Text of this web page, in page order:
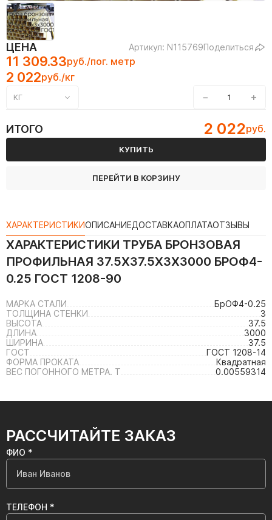
ЦЕНА Артикул: N115769Поделиться
11 309.33руб./пог. метр
2 022руб./кг
КГ − +
ИТОГО 2 022руб.
КУПИТЬ
ПЕРЕЙТИ В КОРЗИНУ
ХАРАКТЕРИСТИКИОПИСАНИЕДОСТАВКАОПЛАТАОТЗЫВЫ
ХАРАКТЕРИСТИКИ ТРУБА БРОНЗОВАЯ
ПРОФИЛЬНАЯ 37.5Х37.5Х3Х3000 БРОФ4-
0.25 ГОСТ 1208-90
МАРКА СТАЛИ
БрОФ4-0.25
ТОЛЩИНА СТЕНКИ
3
ВЫСОТА
37.5
ДЛИНА
3000
ШИРИНА
37.5
ГОСТ
ГОСТ 1208-14
ФОРМА ПРОКАТА
Квадратная
ВЕС ПОГОННОГО МЕТРА. Т
0.00559314
РАССЧИТАЙТЕ ЗАКАЗ
ФИО *
ТЕЛЕФОН *